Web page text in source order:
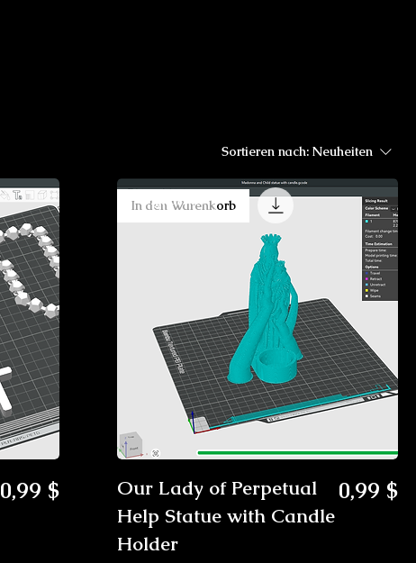
Sortieren nach: Neuheiten
Preis
0,99 $
In den Warenkorb
Digital File
Our Lady of Perpetual
Help Statue with Candle
Holder
Preis
0,99 $